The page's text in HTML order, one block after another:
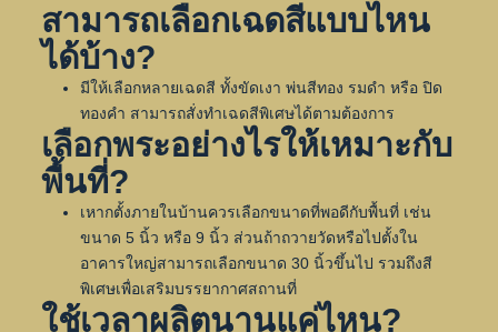
สามารถเลือกเฉดสีแบบไหน
ได้บ้าง?
มีให้เลือกหลายเฉดสี ทั้งขัดเงา พ่นสีทอง รมดำ หรือ ปิด
ทองคำ สามารถสั่งทำเฉดสีพิเศษได้ตามต้องการ
เลือกพระอย่างไรให้เหมาะกับ
พื้นที่?
เหากตั้งภายในบ้านควรเลือกขนาดที่พอดีกับพื้นที่ เช่น
ขนาด 5 นิ้ว หรือ 9 นิ้ว ส่วนถ้าถวายวัดหรือไปตั้งใน
อาคารใหญ่สามารถเลือกขนาด 30 นิ้วขึ้นไป รวมถึงสี
พิเศษเพื่อเสริมบรรยากาศสถานที่
ใช้เวลาผลิตนานแค่ไหน?